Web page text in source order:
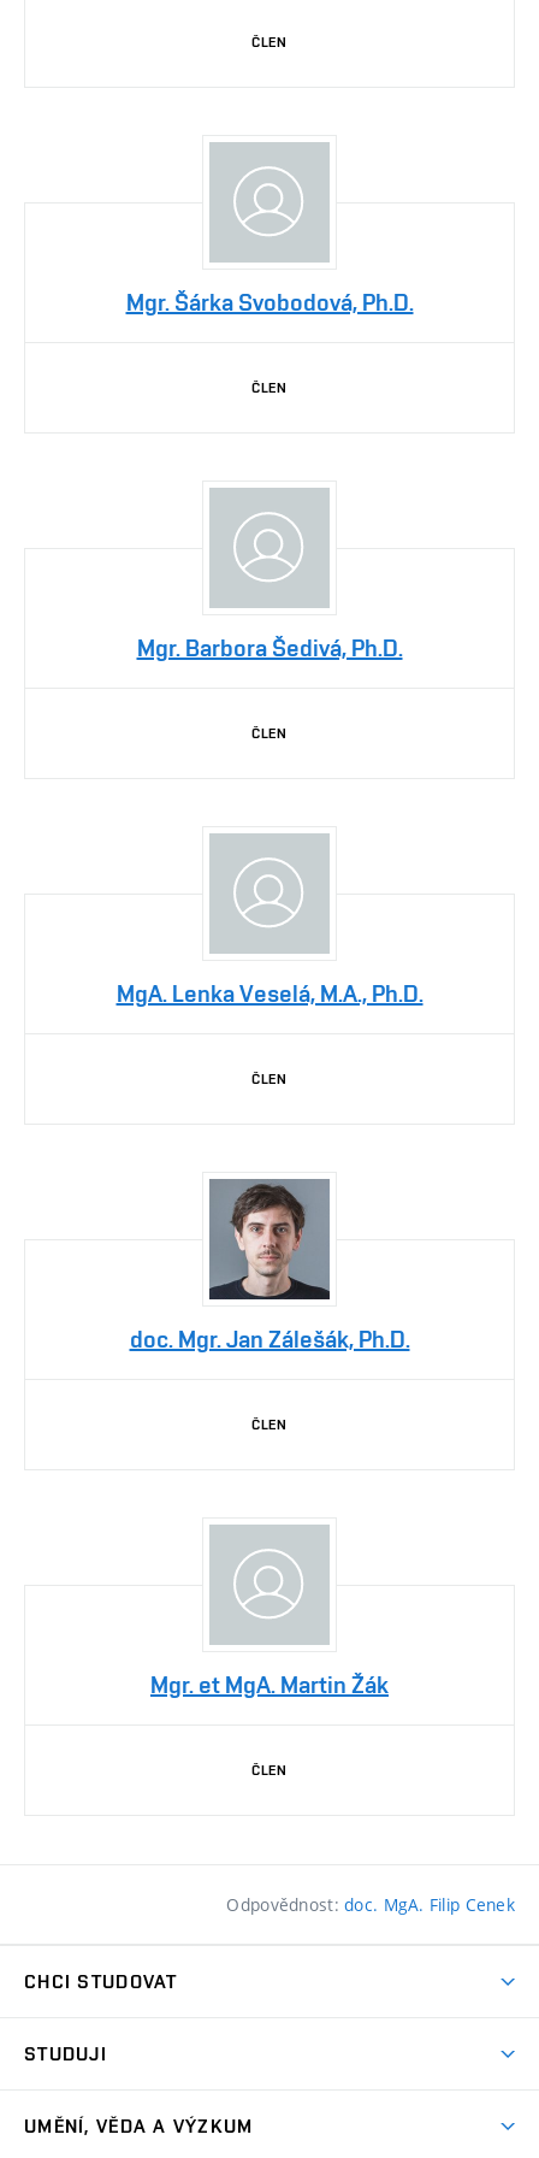
ČLEN
Mgr. Šárka Svobodová, Ph.D.
ČLEN
Mgr. Barbora Šedivá, Ph.D.
ČLEN
MgA. Lenka Veselá, M.A., Ph.D.
ČLEN
doc. Mgr. Jan Zálešák, Ph.D.
ČLEN
Mgr. et MgA. Martin Žák
ČLEN
Odpovědnost:doc. MgA. Filip Cenek
CHCI STUDOVAT
Přijímačky
STUDUJI
UMĚNÍ, VĚDA A VÝZKUM